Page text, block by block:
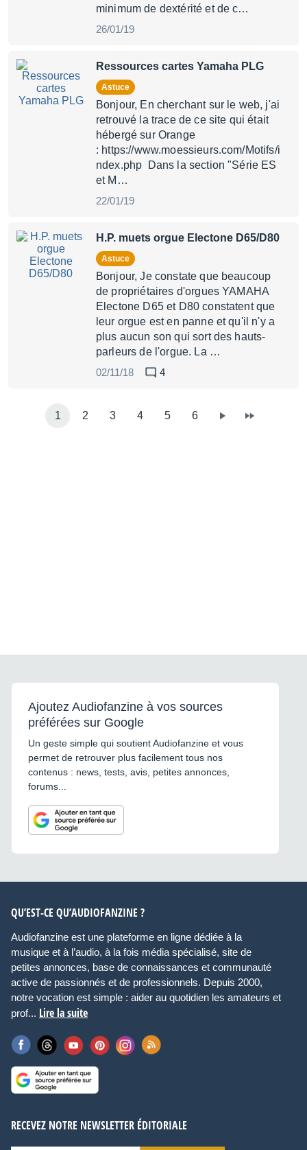
minimum de dextérité et de c…
26/01/19
Ressources cartes Yamaha PLG
Astuce
Bonjour, En cherchant sur le web, j'ai
retrouvé la trace de ce site qui était
hébergé sur Orange
: https://www.moessieurs.com/Motifs/i
ndex.php Dans la section "Série ES
et M…
22/01/19
H.P. muets orgue Electone D65/D80
Astuce
Bonjour, Je constate que beaucoup
de propriétaires d'orgues YAMAHA
Electone D65 et D80 constatent que
leur orgue est en panne et qu'il n'y a
plus aucun son qui sort des hauts-
parleurs de l'orgue. La …
02/11/18
4
1 2 3 4 5 6
Ajoutez Audiofanzine à vos sources
préférées sur Google
Un geste simple qui soutient Audiofanzine et vous
permet de retrouver plus facilement tous nos
contenus : news, tests, avis, petites annonces,
forums...
QU’EST-CE QU’AUDIOFANZINE ?
Audiofanzine est une plateforme en ligne dédiée à la
musique et à l’audio, à la fois média spécialisé, site de
petites annonces, base de connaissances et communauté
active de passionnés et de professionnels. Depuis 2000,
notre vocation est simple : aider au quotidien les amateurs et
prof... Lire la suite
RECEVEZ NOTRE NEWSLETTER ÉDITORIALE